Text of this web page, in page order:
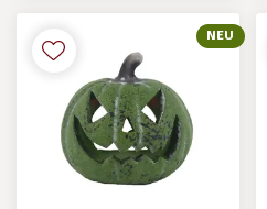
NEU